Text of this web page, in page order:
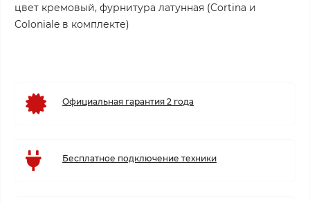
цвет кремовый, фурнитура латунная (Cortina и
Coloniale в комплекте)
Официальная гарантия 2 года
Бесплатное подключение техники